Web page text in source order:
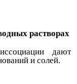
растворах
дают
и солей.